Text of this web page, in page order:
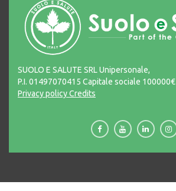
SUOLO E SALUTE SRL Unipersonale,
P.I. 01497070415 Capitale sociale 100000€
Privacy policyCredits